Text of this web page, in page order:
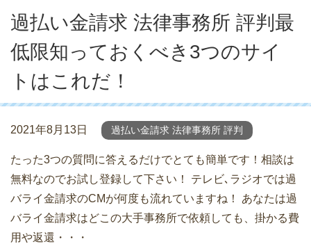
過払い金請求 法律事務所 評判最
低限知っておくべき3つのサイ
トはこれだ！
2021年8月13日 過払い金請求 法律事務所 評判
たった3つの質問に答えるだけでとても簡単です！相談は
無料なのでお試し登録して下さい！ テレビ､ラジオでは過
バライ金請求のCMが何度も流れていますね！ あなたは過
バライ金請求はどこの大手事務所で依頼しても、掛かる費
用や返還・・・